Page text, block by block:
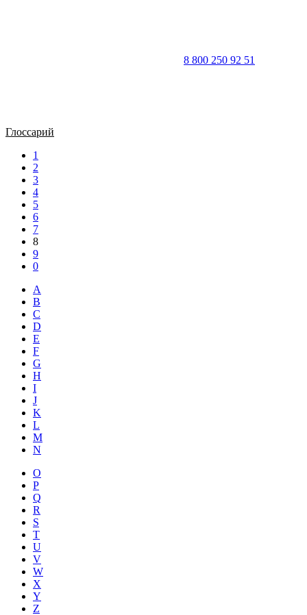
8 800 250 92 51
Глоссарий
1
2
3
4
5
6
7
8
9
0
A
B
C
D
E
F
G
H
I
J
K
L
M
N
O
P
Q
R
S
T
U
V
W
X
Y
Z